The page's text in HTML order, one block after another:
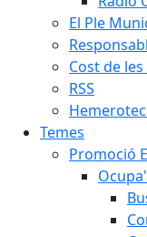
El Ple
Cost de
RSS
Temes
Promoció